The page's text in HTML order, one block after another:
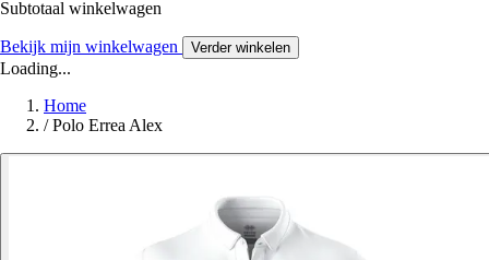
Subtotaal winkelwagen
Bekijk mijn winkelwagen Verder winkelen
Loading...
Home
/ Polo Errea Alex